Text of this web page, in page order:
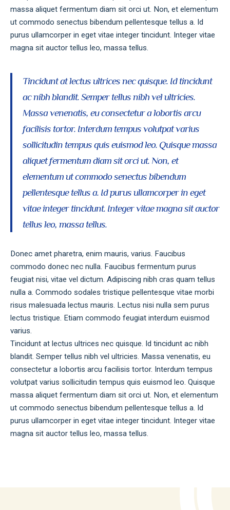
massa aliquet fermentum diam sit orci ut. Non, et elementum
ut commodo senectus bibendum pellentesque tellus a. Id
purus ullamcorper in eget vitae integer tincidunt. Integer vitae
magna sit auctor tellus leo, massa tellus.
Tincidunt at lectus ultrices nec quisque. Id tincidunt
ac nibh blandit. Semper tellus nibh vel ultricies.
Massa venenatis, eu consectetur a lobortis arcu
facilisis tortor. Interdum tempus volutpat varius
sollicitudin tempus quis euismod leo. Quisque massa
aliquet fermentum diam sit orci ut. Non, et
elementum ut commodo senectus bibendum
pellentesque tellus a. Id purus ullamcorper in eget
vitae integer tincidunt. Integer vitae magna sit auctor
tellus leo, massa tellus.
Donec amet pharetra, enim mauris, varius. Faucibus
commodo donec nec nulla. Faucibus fermentum purus
feugiat nisi, vitae vel dictum. Adipiscing nibh cras quam tellus
nulla a. Commodo sodales tristique pellentesque vitae morbi
risus malesuada lectus mauris. Lectus nisi nulla sem purus
lectus tristique. Etiam commodo feugiat interdum euismod
varius.
Tincidunt at lectus ultrices nec quisque. Id tincidunt ac nibh
blandit. Semper tellus nibh vel ultricies. Massa venenatis, eu
consectetur a lobortis arcu facilisis tortor. Interdum tempus
volutpat varius sollicitudin tempus quis euismod leo. Quisque
massa aliquet fermentum diam sit orci ut. Non, et elementum
ut commodo senectus bibendum pellentesque tellus a. Id
purus ullamcorper in eget vitae integer tincidunt. Integer vitae
magna sit auctor tellus leo, massa tellus.